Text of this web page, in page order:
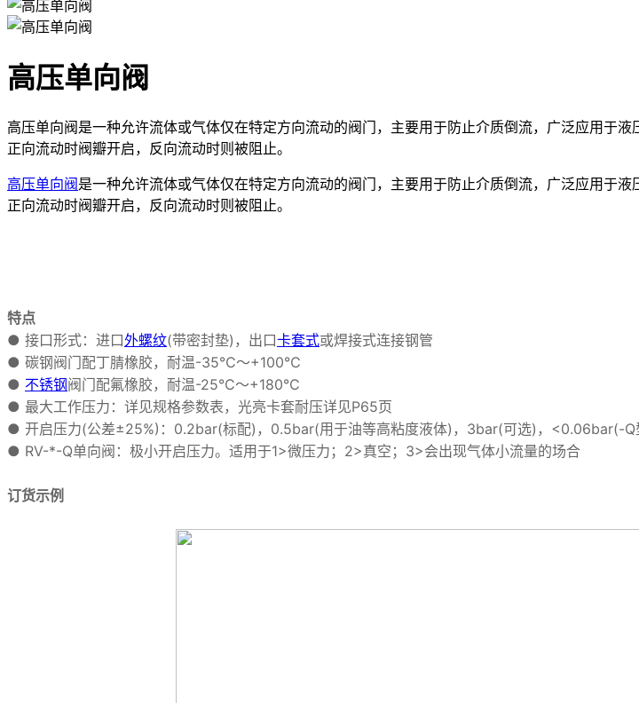
高压单向阀
高压单向阀是一种允许流体或气体仅在特定方向流动的阀门，主要用于防止介质倒流，广泛应用于
正向流动时阀瓣开启，反向流动时则被阻止。
高压单向阀 是一种允许流体或气体仅在特定方向流动的阀门，主要用于防止介质倒流，广泛应用于
正向流动时阀瓣开启，反向流动时则被阻止。
特点
● 接口形式：进口外螺纹(带密封垫)，出口卡套式或焊接式连接钢管
● 碳钢阀门配丁腈橡胶，耐温-35℃～+100℃
● 不锈钢阀门配氟橡胶，耐温-25℃～+180℃
● 最大工作压力：详见规格参数表，光亮卡套耐压详见P65页
● 开启压力(公差±25%)：0.2bar(标配)，0.5bar(用于油等高粘度液体)，3bar(可选)，<0.06bar(-Q
● RV-*-Q单向阀：极小开启压力。适用于1>微压力；2>真空；3>会出现气体小流量的场合
订货示例